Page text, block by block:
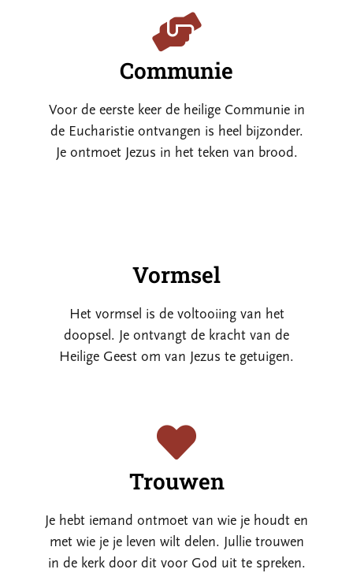
Communie
Voor de eerste keer de heilige Communie in
de Eucharistie ontvangen is heel bijzonder.
Je ontmoet Jezus in het teken van brood.
Vormsel
Het vormsel is de voltooiing van het
doopsel. Je ontvangt de kracht van de
Heilige Geest om van Jezus te getuigen.
Trouwen
Je hebt iemand ontmoet van wie je houdt en
met wie je je leven wilt delen. Jullie trouwen
in de kerk door dit voor God uit te spreken.